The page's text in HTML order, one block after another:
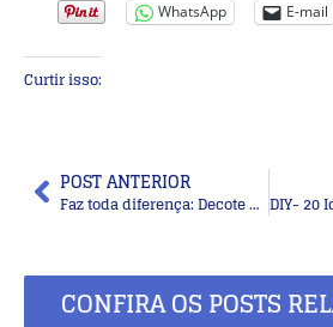
WhatsApp E-mail
Curtir isso:
POST ANTERIOR
Faz toda diferença: Decote do vestido de festa
CONFIRA OS POSTS